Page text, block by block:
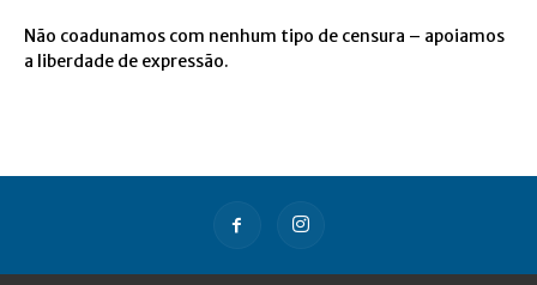
Não coadunamos com nenhum tipo de censura – apoiamos
a liberdade de expressão.